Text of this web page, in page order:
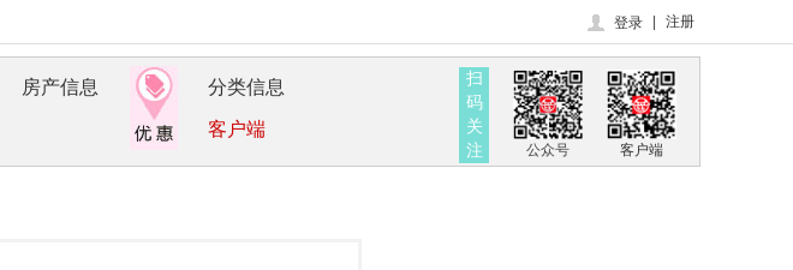
登录 注册
房产信息 分类信息
客户端
扫
码
关
注
公众号 客户端